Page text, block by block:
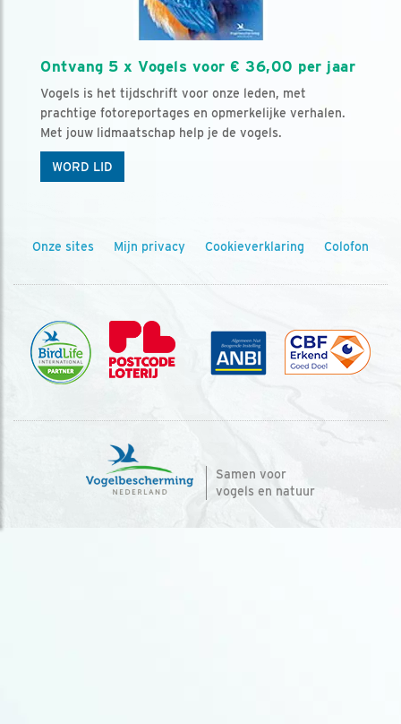
Ontvang 5 x Vogels voor € 36,00 per jaar
Vogels is het tijdschrift voor onze leden, met
prachtige fotoreportages en opmerkelijke verhalen.
Met jouw lidmaatschap help je de vogels.
WORD LID
Onze sites Mijn privacy Cookieverklaring Colofon
Samen voor
vogels en natuur